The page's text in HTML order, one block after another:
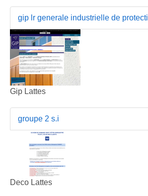
gip lr generale industrielle de protecti
Gip Lattes
groupe 2 s.i
Deco Lattes